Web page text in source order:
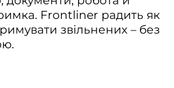
Frontliner радить як
звільнених – без